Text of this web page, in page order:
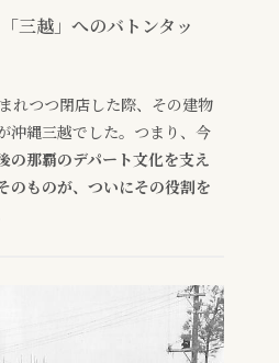
三越」へのバトンタッ
れつつ閉店した際、その建物
沖縄三越でした。つまり、今
の那覇のデパート文化を支え
のものが、ついにその役割を